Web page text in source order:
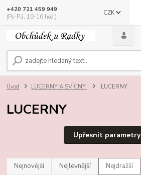
CZK
+420 721 459 949
(Po-Pá, 10-16 hod.)
Úvod LUCERNY A SVÍCNY LUCERNY
LUCERNY
Upřesnit parametry
Nejnovější Nejlevnější Nejdražší